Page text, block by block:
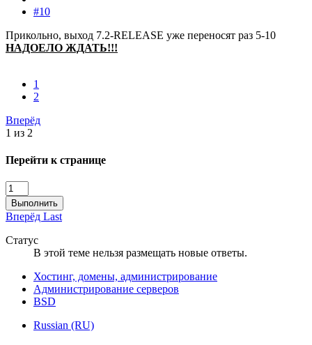
#10
Прикольно, выход 7.2-RELEASE уже переносят раз 5-10
НАДОЕЛО ЖДАТЬ!!!
1
2
Вперёд
1 из 2
Перейти к странице
Выполнить
Вперёд Last
Статус
В этой теме нельзя размещать новые ответы.
Хостинг, домены, администрирование
Администрирование серверов
BSD
Russian (RU)